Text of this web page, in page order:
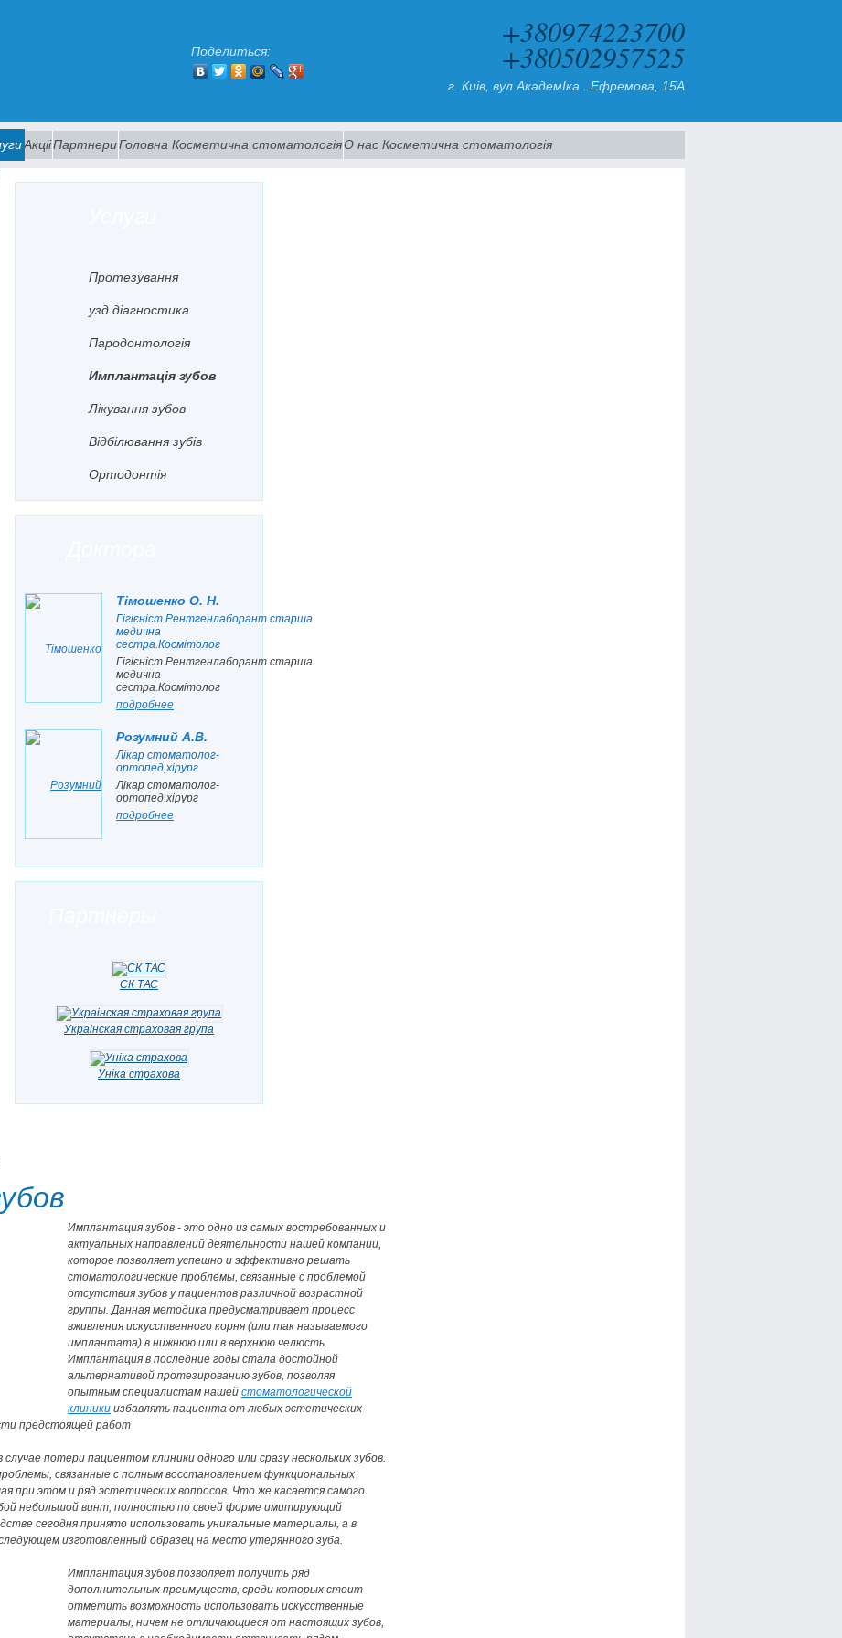
+380974223700
+380502957525
г. Киiв, вул АкадемІка . Ефремова, 15A
Поделиться:
АкцiiПартнериГоловна Косметична стоматологiяО нас Косметична стоматологiя
Протезування
узд дiагностика
Пародонтологiя
Имплантацiя зубов
Лiкування зубов
Вiдбiлювання зубiв
Ортодонтiя
Тiмошенко О. Н.
Гiгiєнiст.Рентгенлаборант.старша
медична
сестра.Космiтолог
Гiгiєнiст.Рентгенлаборант.старша
медична
сестра.Космiтолог
подробнее
Розумний А.В.
Лiкар стоматолог-
ортопед,хiрург
Лiкар стоматолог-
ортопед,хiрург
подробнее
СК ТАС
Украiнская страховая група
Унiка страхова
Имплантация зубов - это одно из самых востребованных и
актуальных направлений деятельности нашей компании,
которое позволяет успешно и эффективно решать
стоматологические проблемы, связанные с проблемой
отсутствия зубов у пациентов различной возрастной
группы. Данная методика предусматривает процесс
вживления искусственного корня (или так называемого
имплантата) в нижнюю или в верхнюю челюсть.
Имплантация в последние годы стала достойной
альтернативой протезированию зубов, позволяя
опытным специалистам нашей стоматологической
клиники избавлять пациента от любых эстетических
предстоящей работ
потери пациентом клиники одного или сразу нескольких зубов.
связанные с полным восстановлением функциональных
при этом и ряд эстетических вопросов. Что же касается самого
небольшой винт, полностью по своей форме имитирующий
сегодня принято использовать уникальные материалы, а в
изготовленный образец на место утерянного зуба.
Имплантация зубов позволяет получить ряд
дополнительных преимуществ, среди которых стоит
отметить возможность использовать искусственные
материалы, ничем не отличающиеся от настоящих зубов,